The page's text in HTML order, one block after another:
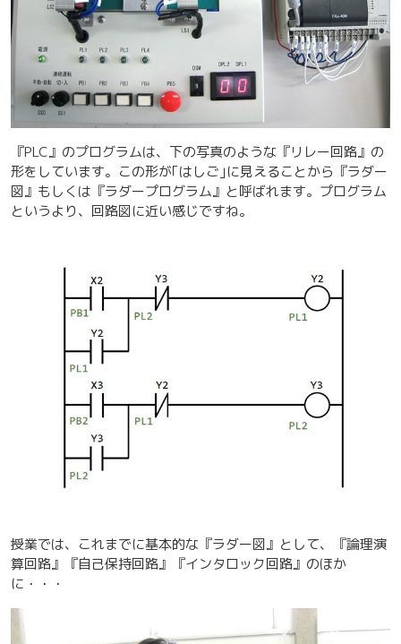
『PLC』のプログラムは、下の写真のような『リレー回路』の
形をしています。この形が｢はしご｣に見えることから『ラダー
図』もしくは『ラダープログラム』と呼ばれます。プログラム
というより、回路図に近い感じですね。
授業では、これまでに基本的な『ラダー図』として、『論理演
算回路』『自己保持回路』『インタロック回路』のほか
に・・・